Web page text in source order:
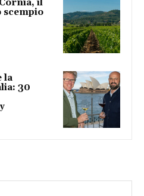
il
scempio
la
30